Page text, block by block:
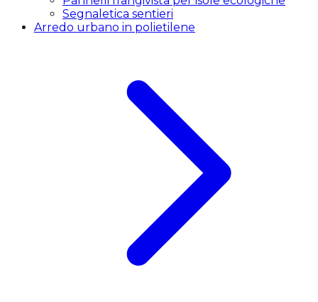
Segnaletica sentieri
Arredo urbano in polietilene